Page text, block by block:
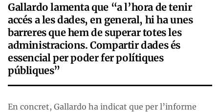
Gallardo lamenta que “a l’hora de tenir
accés a les dades, en general, hi ha unes
barreres que hem de superar totes les
administracions. Compartir dades és
essencial per poder fer polítiques
públiques”
En concret, Gallardo ha indicat que per l’informe